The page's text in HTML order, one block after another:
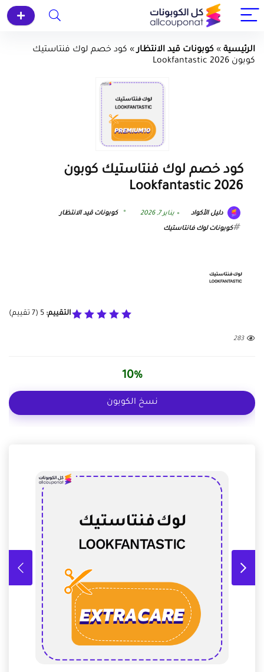
الرئيسية » كوبونات قيد الانتظار» كود خصم لوك فنتاستيك
كوبون Lookfantastic 2026
كود خصم لوك فنتاستيك كوبون
Lookfantastic 2026
دليل الأكواد يناير 7, 2026 كوبونات قيد الانتظار
كوبونات لوك فانتاستيك
التقييم: 5
(
7 تقييم)
283
10%
نسخ الكوبون